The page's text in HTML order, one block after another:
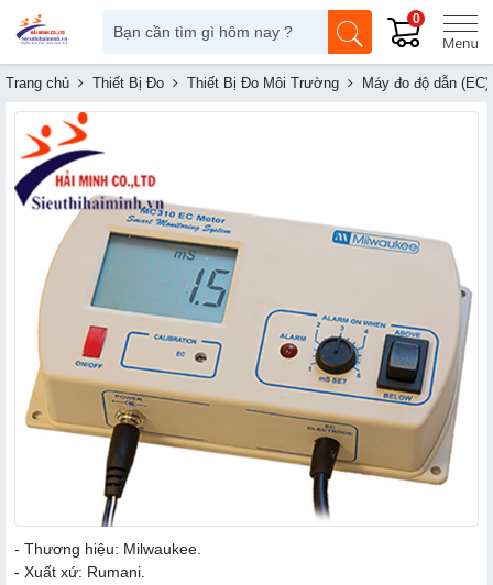
0
Trang chủ Thiết Bị Đo Thiết Bị Đo Môi Trường Máy đo độ dẫn (EC)
- Thương hiệu: Milwaukee.
- Xuất xứ: Rumani.